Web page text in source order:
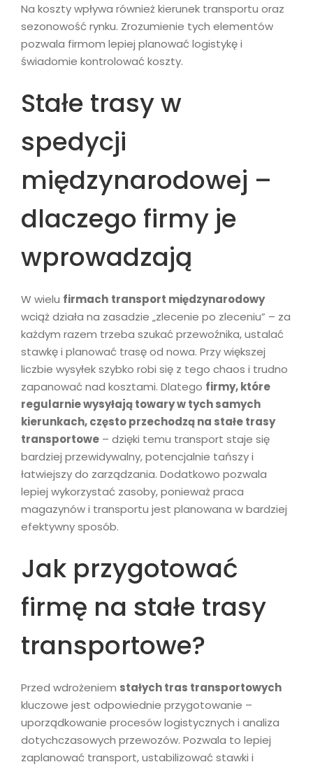
Na koszty wpływa również kierunek transportu oraz
sezonowość rynku. Zrozumienie tych elementów
pozwala firmom lepiej planować logistykę i
świadomie kontrolować koszty.
Stałe trasy w
spedycji
międzynarodowej –
dlaczego firmy je
wprowadzają
W wielu firmach transport międzynarodowy
wciąż działa na zasadzie „zlecenie po zleceniu” – za
każdym razem trzeba szukać przewoźnika, ustalać
stawkę i planować trasę od nowa. Przy większej
liczbie wysyłek szybko robi się z tego chaos i trudno
zapanować nad kosztami. Dlatego firmy, które
regularnie wysyłają towary w tych samych
kierunkach, często przechodzą na stałe trasy
transportowe – dzięki temu transport staje się
bardziej przewidywalny, potencjalnie tańszy i
łatwiejszy do zarządzania. Dodatkowo pozwala
lepiej wykorzystać zasoby, ponieważ praca
magazynów i transportu jest planowana w bardziej
efektywny sposób.
Jak przygotować
firmę na stałe trasy
transportowe?
Przed wdrożeniem stałych tras transportowych
kluczowe jest odpowiednie przygotowanie –
uporządkowanie procesów logistycznych i analiza
dotychczasowych przewozów. Pozwala to lepiej
zaplanować transport, ustabilizować stawki i